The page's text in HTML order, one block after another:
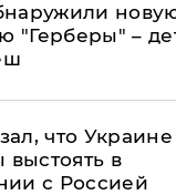
"Герберы" –
что
выстоять в
с Россией